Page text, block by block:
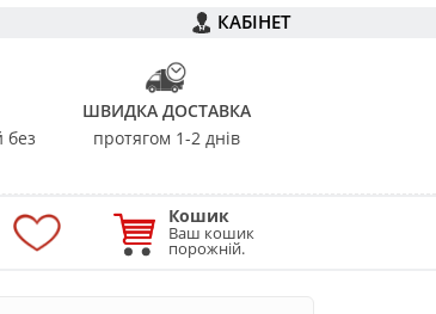
КАБІНЕТ
без
ШВИДКА ДОСТАВКА
протягом 1-2 днів
Кошик
Ваш кошик
порожній.